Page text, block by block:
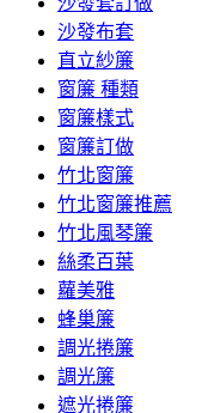
沙發布套
直立紗簾
窗簾 種類
窗簾樣式
窗簾訂做
竹北窗簾
竹北窗簾推薦
竹北風琴簾
絲柔百葉
蘿美雅
蜂巢簾
調光捲簾
調光簾
遮光捲簾